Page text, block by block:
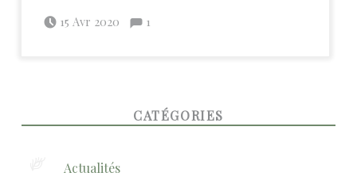
15 Avr 2020 admin Commentaires : %s1
CATÉGORIES
Actualités